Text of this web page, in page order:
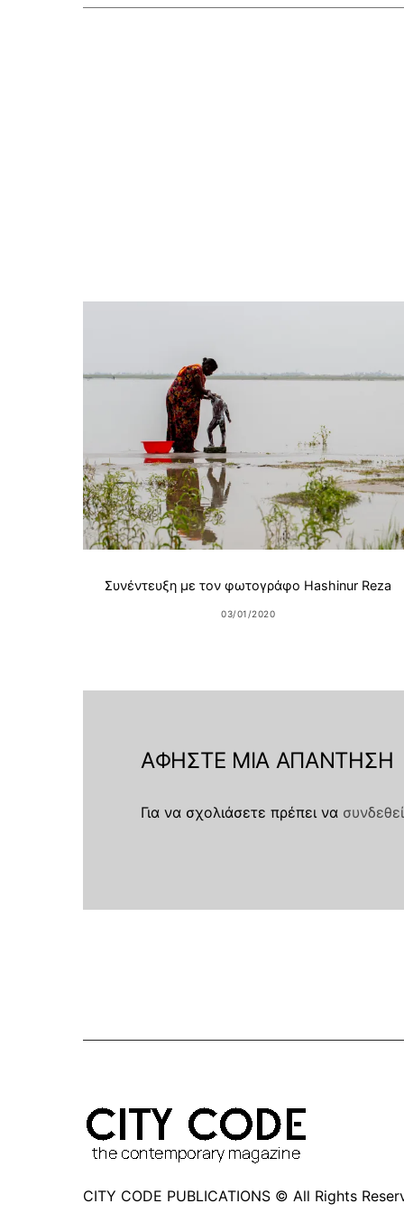
Συνέντευξη με τον φωτογράφο Hashinur Reza
03/01/2020
ΑΦΉΣΤΕ ΜΙΑ ΑΠΆΝΤΗΣΗ
Για να σχολιάσετε πρέπει να
CITY CODE PUBLICATIONS © All Rights